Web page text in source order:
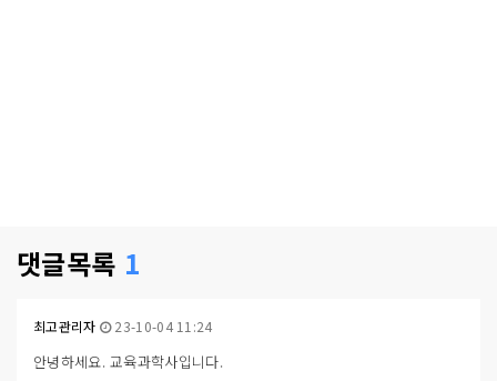
댓글목록 1
최고관리자 23-10-04 11:24
안녕하세요. 교육과학사입니다.